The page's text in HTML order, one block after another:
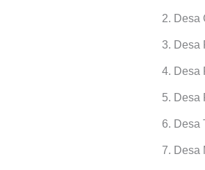
Desa
Desa
Desa
Desa
Desa
Desa